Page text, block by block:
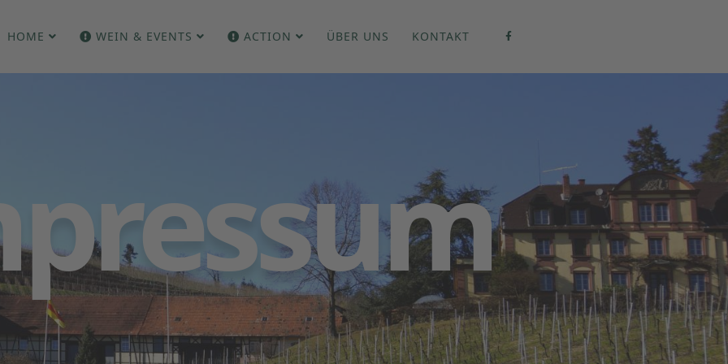
HOME WEIN & EVENTS ACTION ÜBER UNS KONTAKT